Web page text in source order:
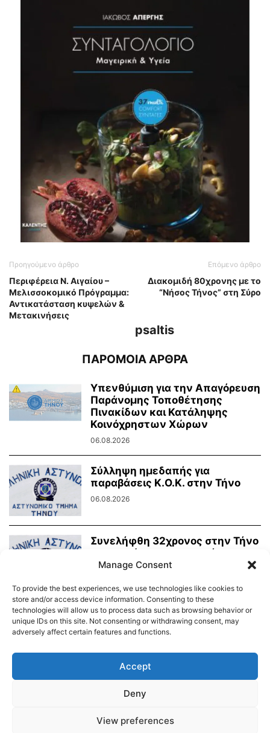
Προηγούμενο άρθρο
Περιφέρεια Ν. Αιγαίου –
Μελισσοκομικό Πρόγραμμα:
Αντικατάσταση κυψελών &
Μετακινήσεις
Επόμενο άρθρο
Διακομιδή 80χρονης με το
“Νήσος Τήνος” στη Σύρο
psaltis
ΠΑΡΟΜΟΙΑ ΑΡΘΡΑ
Υπενθύμιση για την Απαγόρευση
Παράνομης Τοποθέτησης
Πινακίδων και Κατάληψης
Κοινόχρηστων Χώρων
06.08.2026
Σύλληψη ημεδαπής για
παραβάσεις Κ.Ο.Κ. στην Τήνο
06.08.2026
Συνελήφθη 32χρονος στην Τήνο
για ηχορύπανση σε κατάστημα
υγειονομικού ενδιαφέροντος
Δημοτικό Λιμενικό Ταμείο Τήνου – Άνδρου
© 2026
Manage Consent
To provide the best experiences, we use technologies like cookies to
store and/or access device information. Consenting to these
technologies will allow us to process data such as browsing behavior or
unique IDs on this site. Not consenting or withdrawing consent, may
adversely affect certain features and functions.
Accept
Deny
View preferences